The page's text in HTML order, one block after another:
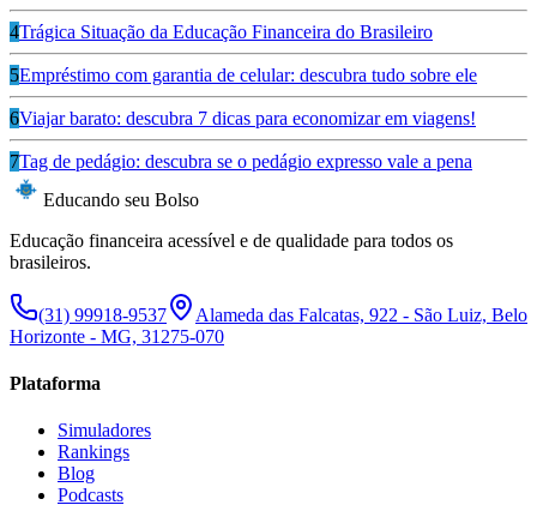
4Trágica Situação da Educação Financeira do Brasileiro
5Empréstimo com garantia de celular: descubra tudo sobre ele
6Viajar barato: descubra 7 dicas para economizar em viagens!
7Tag de pedágio: descubra se o pedágio expresso vale a pena
Educando seu Bolso
Educação financeira acessível e de qualidade para todos os
brasileiros.
(31) 99918-9537
Alameda das Falcatas, 922 - São Luiz, Belo
Horizonte - MG, 31275-070
Plataforma
Simuladores
Rankings
Blog
Podcasts